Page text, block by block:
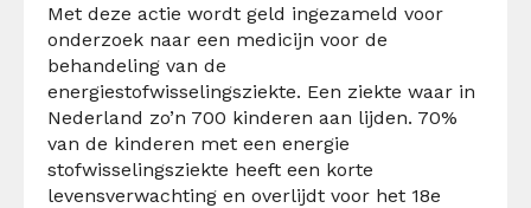
Met deze actie wordt geld ingezameld voor
onderzoek naar een medicijn voor de
behandeling van de
energiestofwisselingsziekte. Een ziekte waar in
Nederland zo’n 700 kinderen aan lijden. 70%
van de kinderen met een energie
stofwisselingsziekte heeft een korte
levensverwachting en overlijdt voor het 18e